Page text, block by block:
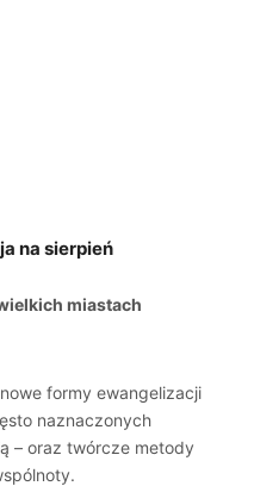
na sierpień
miastach
formy ewangelizacji
naznaczonych
– oraz twórcze metody